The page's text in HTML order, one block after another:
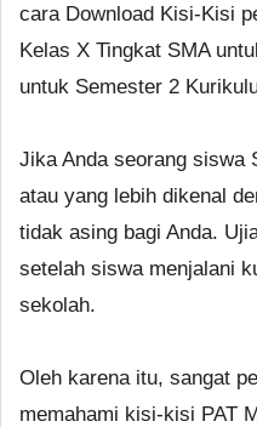
cara Download Kisi-Kisi
Kelas X Tingkat SMA
untuk Semester 2
Jika Anda seorang siswa
atau yang lebih dikenal
tidak asing bagi Anda.
setelah siswa menjalani
sekolah.
Oleh karena itu, sangat
memahami kisi-kisi PAT